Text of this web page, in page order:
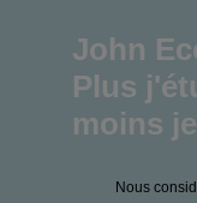
John
Plus
moins
Nous